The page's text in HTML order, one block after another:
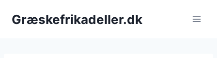
Græskefrikadeller.dk